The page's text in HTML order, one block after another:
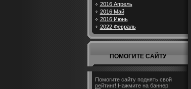
2016 Апрель
2016 Май
2016 Июнь
2022 Февраль
ПОМОГИТЕ САЙТУ
Помогите сайту поднять свой
рейтинг! Нажмите на баннер!